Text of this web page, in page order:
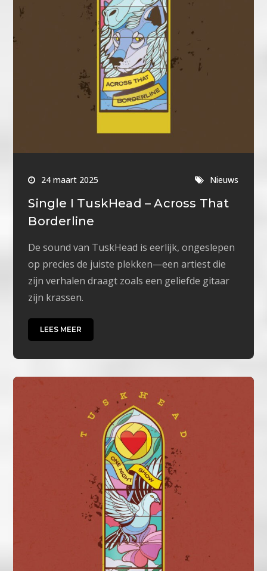
24 maart 2025 Nieuws
Single I TuskHead – Across That
Borderline
De sound van TuskHead is eerlijk, ongeslepen
op precies de juiste plekken—een artiest die
zijn verhalen draagt zoals een geliefde gitaar
zijn krassen.
LEES MEER